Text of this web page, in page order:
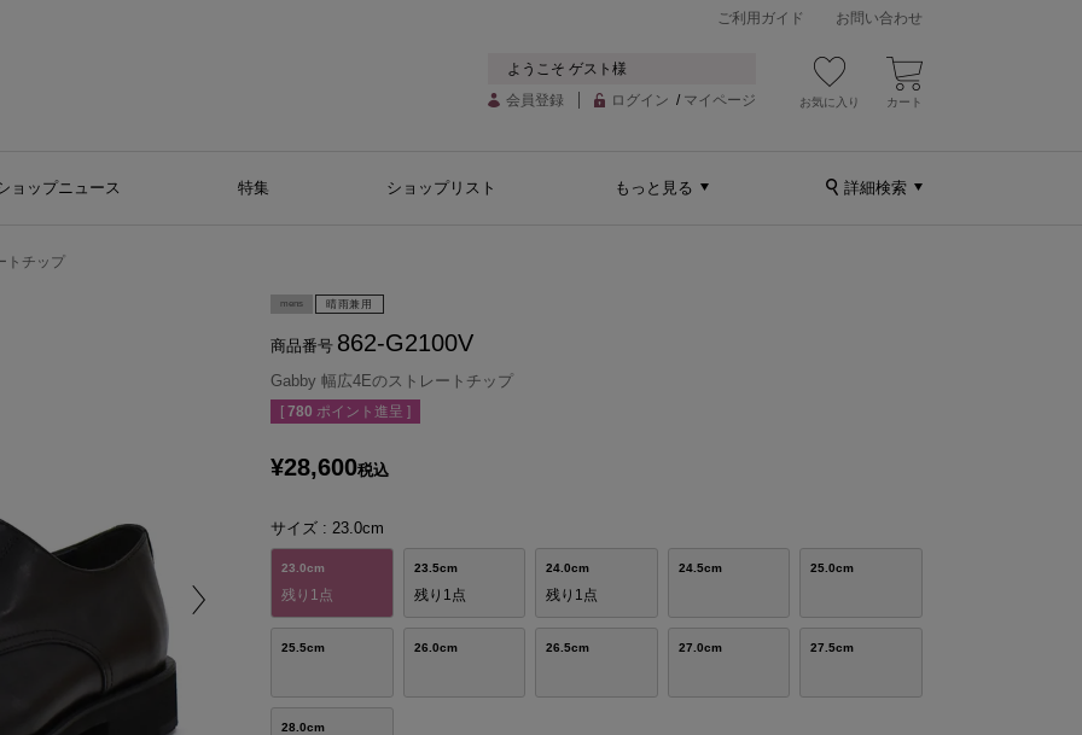
ご利用ガイド お問い合わせ
ようこそ ゲスト様
会員登録
ログイン / マイページ お気に入り カート
ョップニュース 特集 ショップリスト もっと見る 詳細検索
トチップ
mens 晴雨兼用
商品番号 862-G2100V
Gabby 幅広4Eのストレートチップ
[ 780 ポイント進呈 ]
¥28,600税込
サイズ 23.0cm
23.0cm
残り1点
23.5cm
残り1点
24.0cm
残り1点
24.5cm 25.0cm
25.5cm 26.0cm 26.5cm 27.0cm 27.5cm
28.0cm